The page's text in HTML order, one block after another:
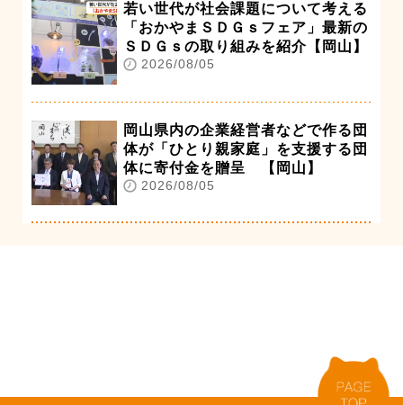
若い世代が社会課題について考える
「おかやまＳＤＧｓフェア」最新の
ＳＤＧｓの取り組みを紹介【岡山】
2026/08/05
岡山県内の企業経営者などで作る団
体が「ひとり親家庭」を支援する団
体に寄付金を贈呈 【岡山】
2026/08/05